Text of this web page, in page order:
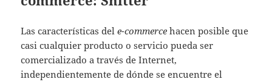
Las características dele-commerce hacen posible que
casi cualquier producto o servicio pueda ser
comercializado a través de Internet,
independientemente de dónde se encuentre el